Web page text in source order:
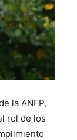
la ANFP,
rol de los